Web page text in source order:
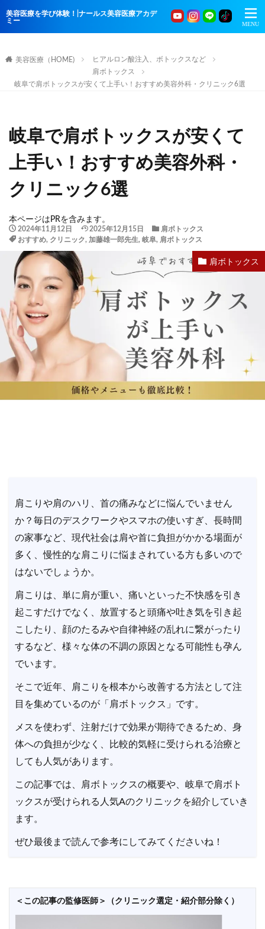
美容医療を学び体験！|ナールス美容医療アカデ
ミー
美容医療（HOME)
ヒアルロン酸注入、ボトックスなど
肩ボトックス
岐阜で肩ボトックスが安くて上手い！おすすめ美容外科・クリニック6選
岐阜で肩ボトックスが安くて
上手い！おすすめ美容外科・
クリニック6選
本ページはPRを含みます。
2024年11月12日 2025年12月15日
肩ボトックス
おすすめ, クリニック, 加藤雄一郎先生, 岐阜, 肩ボトックス
肩ボトックス
肩こりや肩のハリ、首の痛みなどに悩んでいません
か？毎日のデスクワークやスマホの使いすぎ、長時間
の家事など、現代社会は肩や首に負担がかかる場面が
多く、慢性的な肩こりに悩まされている方も多いので
はないでしょうか。
肩こりは、単に肩が重い、痛いといった不快感を引き
起こすだけでなく、放置すると頭痛や吐き気を引き起
こしたり、顔のたるみや自律神経の乱れに繋がったり
するなど、様々な体の不調の原因となる可能性も孕ん
でいます。
そこで近年、肩こりを根本から改善する方法として注
目を集めているのが「肩ボトックス」です。
メスを使わず、注射だけで効果が期待できるため、身
体への負担が少なく、比較的気軽に受けられる治療と
しても人気があります。
この記事では、肩ボトックスの概要や、岐阜で肩ボト
ックスが受けられる人気Aのクリニックを紹介していき
ます。
ぜひ最後まで読んで参考にしてみてくださいね！
＜この記事の監修医師＞（クリニック選定・紹介部分除く）